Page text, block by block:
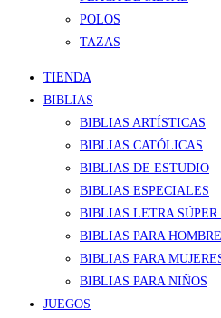
POLOS
TAZAS
TIENDA
BIBLIAS
BIBLIAS ARTÍSTICAS
BIBLIAS CATÓLICAS
BIBLIAS DE ESTUDIO
BIBLIAS ESPECIALES
BIBLIAS LETRA SÚPER
BIBLIAS PARA
BIBLIAS PARA
BIBLIAS PARA NIÑOS
JUEGOS